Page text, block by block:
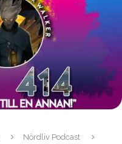
Nördliv Podcast